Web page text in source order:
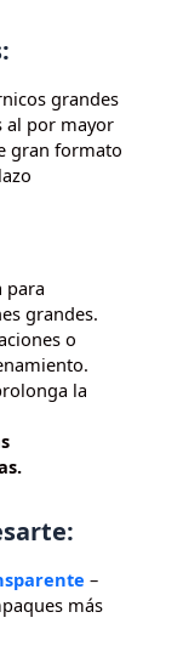
grandes
al por mayor
gran formato
para
grandes.
o
la
–
más